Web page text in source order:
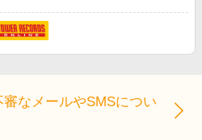
[9784801948983]